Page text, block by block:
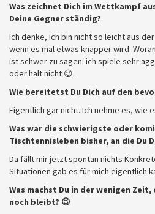
Was zeichnet Dich im Wettkampf
Deine Gegner ständig?
Ich denke, ich bin nicht so leicht aus
wenn es mal etwas knapper wird.
ist schwer zu sagen: ich spiele sehr
oder halt nicht 😉.
Wie bereitetst Du Dich auf den
Eigentlich gar nicht. Ich nehme es, wie
Was war die schwierigste oder
Tischtennisleben bisher, an die Du
Da fällt mir jetzt spontan nichts
Situationen gab es für mich eigentlich
Was machst Du in der wenigen
noch bleibt? 😉